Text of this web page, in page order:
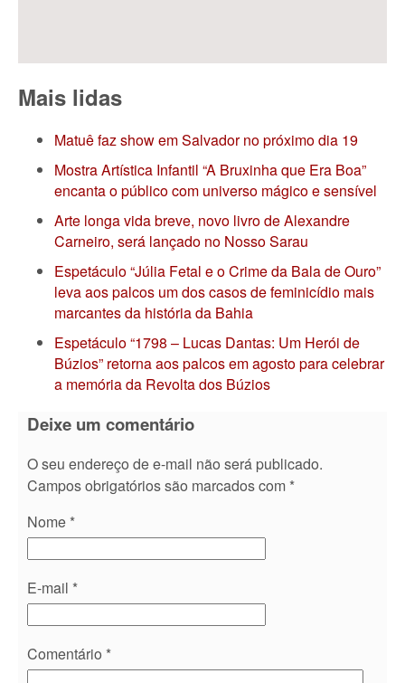
Mais lidas
Matuê faz show em Salvador no próximo dia 19
Mostra Artística Infantil “A Bruxinha que Era Boa”
encanta o público com universo mágico e sensível
Arte longa vida breve, novo livro de Alexandre
Carneiro, será lançado no Nosso Sarau
Espetáculo “Júlia Fetal e o Crime da Bala de Ouro”
leva aos palcos um dos casos de feminicídio mais
marcantes da história da Bahia
Espetáculo “1798 – Lucas Dantas: Um Herói de
Búzios” retorna aos palcos em agosto para celebrar
a memória da Revolta dos Búzios
Deixe um comentário
O seu endereço de e-mail não será publicado.
Campos obrigatórios são marcados com *
Nome *
E-mail *
Comentário *